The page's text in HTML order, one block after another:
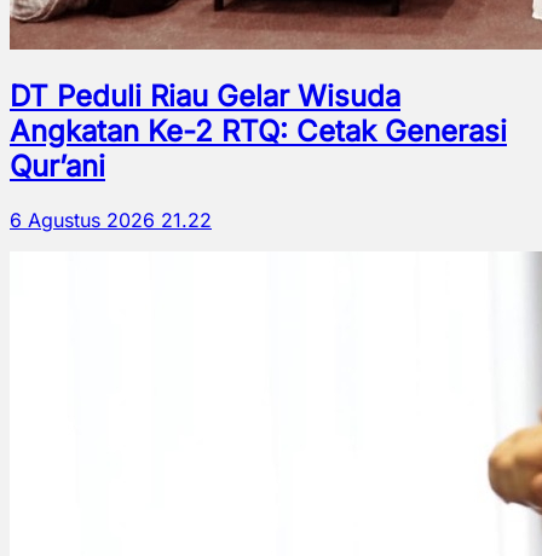
DT Peduli Riau Gelar Wisuda
Angkatan Ke-2 RTQ: Cetak Generasi
Qur’ani
6 Agustus 2026 21.22